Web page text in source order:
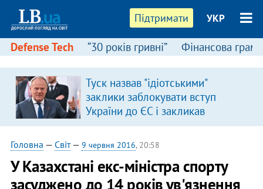
Підтримати УКР
Defense Tech “30 років гривні” Фінансова
Туск назвав "ідіотськими"
заклики заблокувати вступ
України до ЄС і закликав
припинити антиукраїнську
риторику
Головна — Світ— 9 червня 2016, 20:58
У Казахстані екс-міністра спорту
засуджено до 14 років ув'язнення